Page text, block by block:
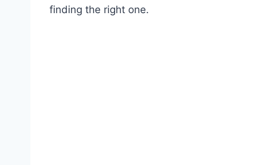
finding the right one.